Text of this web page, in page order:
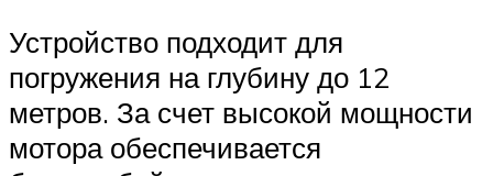
Устройство подходит для
погружения на глубину до 12
метров. За счет высокой мощности
мотора обеспечивается